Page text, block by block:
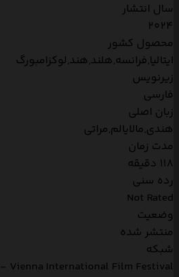
سال انتشار
2024
محصول کشور
ایتالیا,فرانسه,هلند,هند,لوکزامبورگ
زیرنویس
فارسی
زبان اصلی
هندی,مالایالم,مراتی
مدت زمان
118 دقیقه
رده سنی
Not Rated
وضعیت
منتشر شده
شبکه
Vienna International Film Festival